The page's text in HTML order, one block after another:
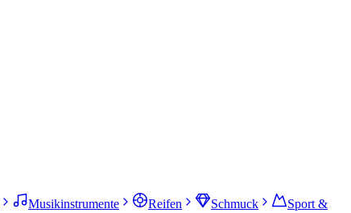
Musikinstrumente Reifen Schmuck
Sport &